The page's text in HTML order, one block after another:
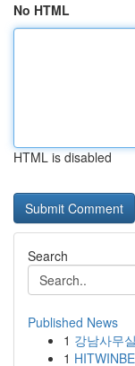
No HTML
HTML is disabled
Search
Published News
1 강남사무
1